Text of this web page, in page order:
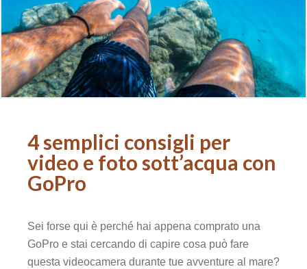
4 semplici consigli per
video e foto sott’acqua con
GoPro
Sei forse qui è perché hai appena comprato una
GoPro e stai cercando di capire cosa può fare
questa videocamera durante tue avventure al mare?